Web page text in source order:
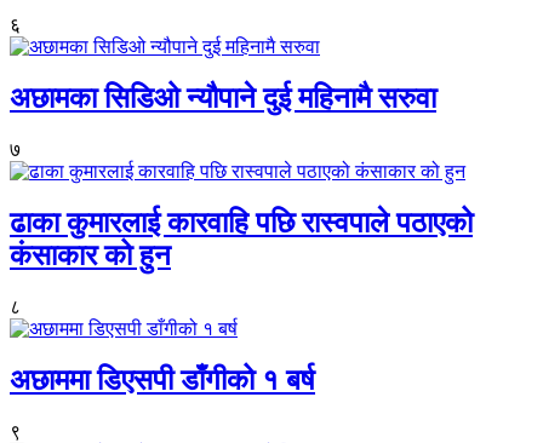
६
अछामका सिडिओ न्यौपाने दुई महिनामै सरुवा
७
ढाका कुमारलाई कारवाहि पछि रास्वपाले पठाएको
कंसाकार को हुन
८
अछाममा डिएसपी डाँगीको १ बर्ष
९